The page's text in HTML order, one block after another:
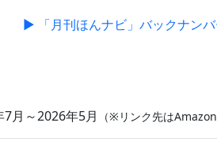
▶ 「月刊ほんナビ」バックナン
7月～2026年5月 （※リンク先はAmazon